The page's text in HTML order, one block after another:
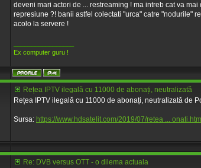
deveni mari actori de ... restreaming ! ma intreb cat va mai
represiune ?! banii astfel colectati "urca" catre "nodurile"
acolo la servere !
Ex computer guru !
Rețea IPTV ilegală cu 11000 de abonați, neutralizată
Rețea IPTV ilegală cu 11000 de abonați, neutralizată de
Sursa: https://www.hdsatelit.com/2019/07/retea ... onati.html
Re: DVB versus OTT - o dilema actuala